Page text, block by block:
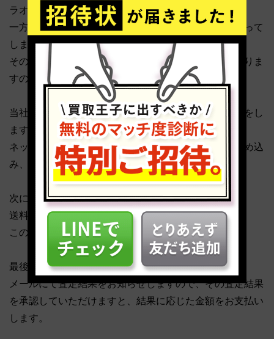
ラオケ機器も買取可能となっております。
一方、動作しない物、破損品に関しては買取不可となって
しまいます。
その場合は、送料をお客様負担で返送するケースもありま
すので、ご了承ください。
当社の買取の流れとしては、最初に、申し込みと梱包をし
ます。
ネットで申し込みをした後、売却したい商品を箱に詰め込
み、梱包しましょう。
次に発送をします。
送料無料で自宅から発送できます。
この際、佐川急便が自宅まで引き取りに伺います。
最後に、入金です。
メールにて査定結果をお知らせしますので、その査定結果
を承認していただけますと、結果に応じた金額をお支払い
します。